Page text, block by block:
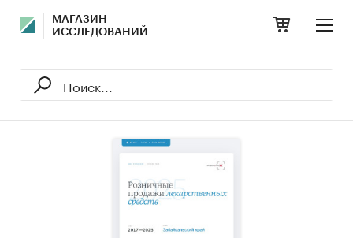
МАГАЗИН
ИССЛЕДОВАНИЙ